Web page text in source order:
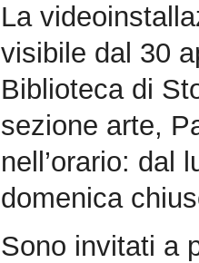
La
visibile dal 30
Biblioteca di
sezione arte,
nell’orario: dal
domenica
Sono invitati a